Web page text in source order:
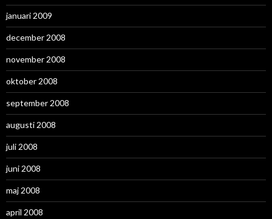
januari 2009
december 2008
november 2008
oktober 2008
september 2008
augusti 2008
juli 2008
juni 2008
maj 2008
april 2008